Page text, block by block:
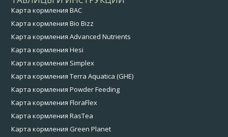
Карта кормления BAC
Карта кормления Bio Bizz
Карта кормления Advanced Nutrients
Карта кормления Hesi
Карта кормления Simplex
Карта кормления Terra Aquatica (GHE)
Карта кормления Powder Feeding
Карта кормления FloraFlex
Карта кормления RasTea
Карта кормления Green Planet